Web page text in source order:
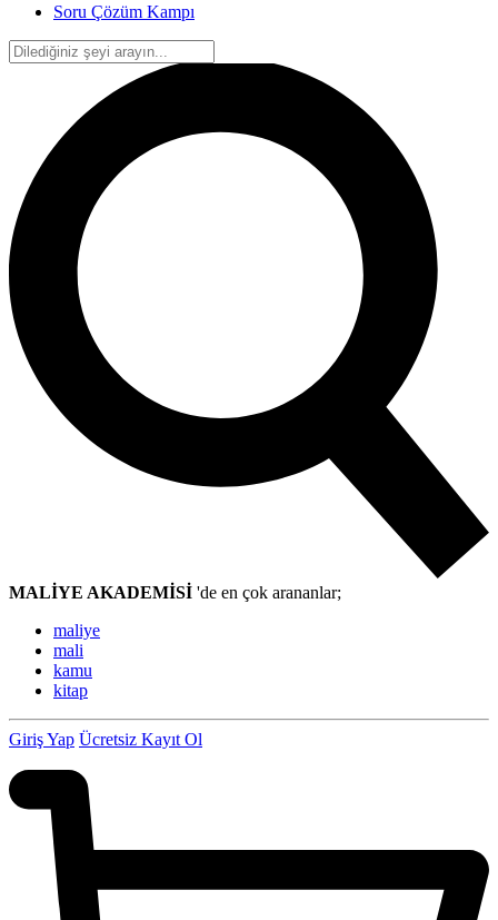
Soru Çözüm Kampı
MALİYE AKADEMİSİ 'de en çok arananlar;
maliye
mali
kamu
kitap
Giriş Yap Ücretsiz Kayıt Ol